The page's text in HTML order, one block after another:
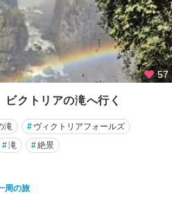
57
クトリアの滝へ行く
滝 # ヴィクトリアフォールズ
#滝 #絶景
周の旅